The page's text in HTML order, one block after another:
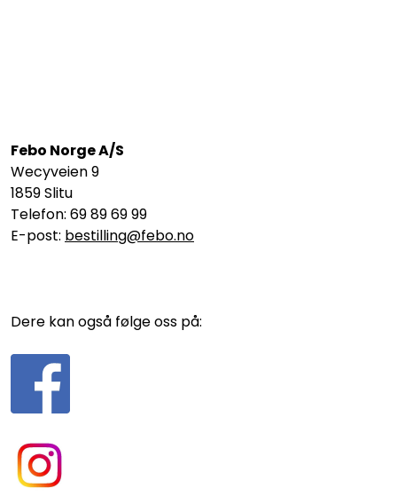
Febo Norge A/S
Wecyveien 9
1859 Slitu
Telefon: 69 89 69 99
E-post: bestilling@febo.no
Dere kan også følge oss på: